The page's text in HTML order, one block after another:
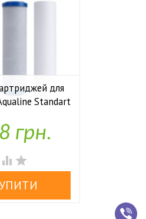
для
Standart
У наявності
грн.
 